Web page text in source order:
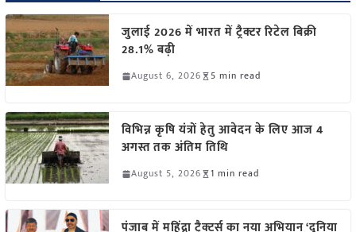
जुलाई 2026 में भारत में ट्रैक्टर रिटेल बिक्री
28.1% बढ़ी
August 6, 2026 5 min read
विभिन्न कृषि यंत्रों हेतु आवेदन के लिए आज 4
अगस्त तक अंतिम तिथि
August 5, 2026 1 min read
पंजाब में महिंद्रा ट्रैक्टर्स का नया अभियान ‘दुनिया